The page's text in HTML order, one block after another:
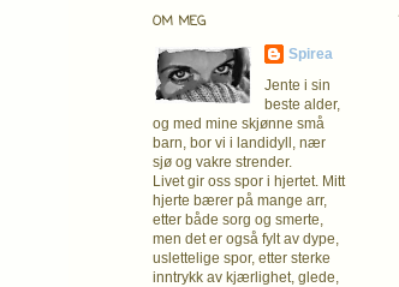
OM MEG
Spirea
Jente i sin
beste alder,
og med mine skjønne små
barn, bor vi i landidyll, nær
sjø og vakre strender.
Livet gir oss spor i hjertet. Mitt
hjerte bærer på mange arr,
etter både sorg og smerte,
men det er også fylt av dype,
uslettelige spor, etter sterke
inntrykk av kjærlighet, glede,